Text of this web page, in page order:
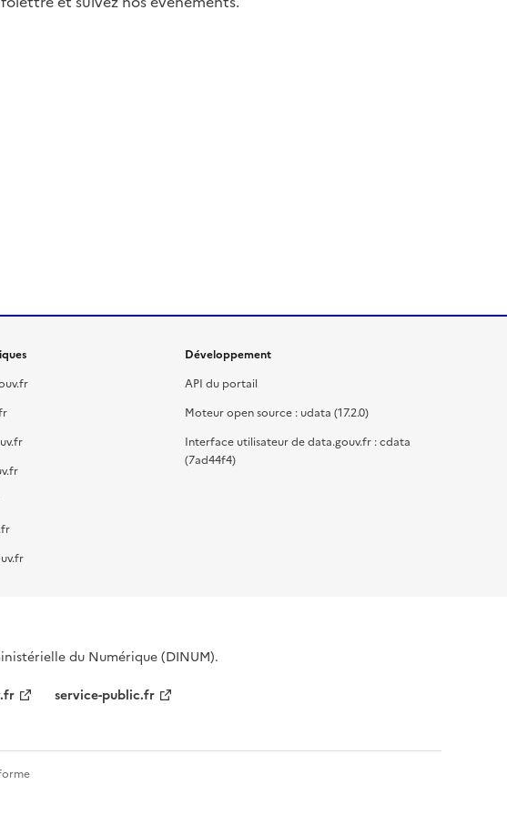
Développement
API du portail
Moteur open source : udata (17.2.0)
Interface utilisateur de data.gouv.fr : cdata
(7ad44f4)
du Numérique (DINUM).
service-public.fr